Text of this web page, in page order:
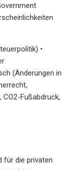
•
(Änderungen in
Fußabdruck,
für die privaten